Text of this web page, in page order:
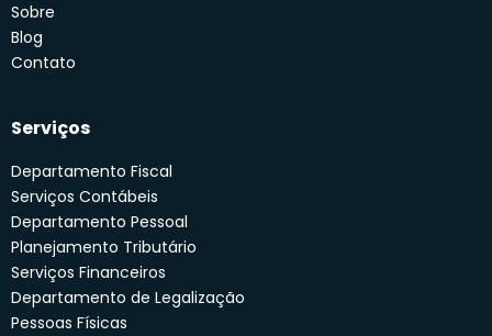
Sobre
Blog
Contato
Serviços
Departamento Fiscal
Serviços Contábeis
Departamento Pessoal
Planejamento Tributário
Serviços Financeiros
Departamento de Legalização
Pessoas Físicas